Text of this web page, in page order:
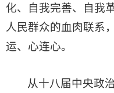
化、自我完善、自我
人民群众的血肉联系
运、心连心。
从十八届中央政